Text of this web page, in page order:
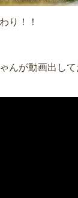
り！！
んが動画出し